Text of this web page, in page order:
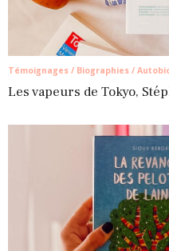
Témoignages / Biographies /
Les vapeurs de Tokyo,